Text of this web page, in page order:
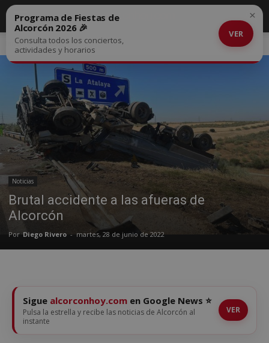
Inicio Noticias
Noticias
Brutal accidente a las afueras de
Alcorcón
Por Diego Rivero - martes, 28 de junio de 2022
Programa de Fiestas de
Alcorcón 2026 🎉
Consulta todos los conciertos,
actividades y horarios
VER
×
Sigue alcorconhoy.com en Google News ⭐
Pulsa la estrella y recibe las noticias de Alcorcón al
instante
VER